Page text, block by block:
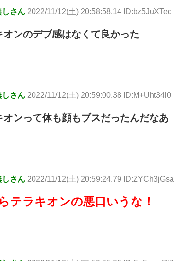
しさん 2022/11/12(土) 20:58:58.14 ID:bz5JuXTed
オンのデブ感はなくて良かった
しさん 2022/11/12(土) 20:59:00.38 ID:M+Uht34l0
オンって体も顔もブスだったんだなあ
しさん 2022/11/12(土) 20:59:24.79 ID:ZYCh3jGsa
テラキオンの悪口いうな！